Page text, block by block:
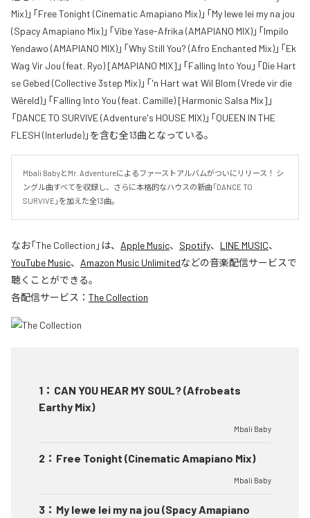
Mix)」「Free Tonight (Cinematic Amapiano Mix)」「My lewe lei my na jou
(Spacy Amapiano Mix)」「Vibe Yase-Afrika (AMAPIANO MIX)」「Impilo
Yendawo (AMAPIANO MIX)」「Why Still You? (Afro Enchanted Mix)」「Ek
Wag Vir Jou (feat. Ryo) [AMAPIANO MIX]」「Falling Into You」「Die Hart
se Gebed (Collective 3step Mix)」「'n Hart wat Wil Blom (Vrede vir die
Wêreld)」「Falling Into You (feat. Camille) [Harmonic Salsa Mix]」
「DANCE TO SURVIVE (Adventure's HOUSE MIX)」「QUEEN IN THE
FLESH (Interlude)」を含む全13曲となっている。
Mbali BabyとMr. Adventureによるファーストアルバムがついにリリース！ シ
ングル曲すべてを収録し、さらに本格的なハウスの新曲「DANCE TO
SURVIVE」を加えた全13曲。
なお「The Collection 」は、 Apple Music、 Spotify、 LINE MUSIC、
YouTube Music、 Amazon Music Unlimitedなどの音楽配信サービスで
聴くことができる。
各配信サービス： The Collection
1 ： CAN YOU HEAR MY SOUL? (Afrobeats
Earthy Mix)
Mbali Baby
2 ： Free Tonight (Cinematic Amapiano Mix)
Mbali Baby
3 ： My lewe lei my na jou (Spacy Amapiano